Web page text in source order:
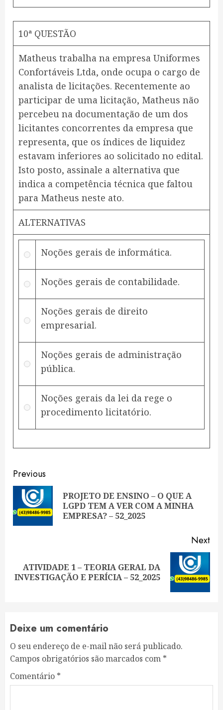
10ª QUESTÃO
Matheus trabalha na empresa Uniformes
Confortáveis Ltda, onde ocupa o cargo de
analista de licitações. Recentemente ao
participar de uma licitação, Matheus não
percebeu na documentação de um dos
licitantes concorrentes da empresa que
representa, que os índices de liquidez
estavam inferiores ao solicitado no edital.
Isto posto, assinale a alternativa que
indica a competência técnica que faltou
para Matheus neste ato.
ALTERNATIVAS
Noções gerais de informática.
Noções gerais de contabilidade.
Noções gerais de direito
empresarial.
Noções gerais de administração
pública.
Noções gerais da lei da rege o
procedimento licitatório.
Continue
Reading
Previous
PROJETO DE ENSINO – O QUE A
LGPD TEM A VER COM A MINHA
EMPRESA? – 52_2025
Next
Next
post:
ATIVIDADE 1 – TEORIA GERAL DA
INVESTIGAÇÃO E PERÍCIA – 52_2025
Deixe um comentário
O seu endereço de e-mail não será publicado.
Campos obrigatórios são marcados com *
Comentário *